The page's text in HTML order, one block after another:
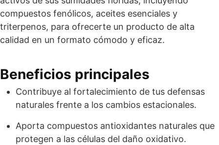
compuestos fenólicos, aceites esenciales y
triterpenos, para ofrecerte un producto de alta
calidad en un formato cómodo y eficaz.
Beneficios principales
Contribuye al fortalecimiento de tus defensas
naturales frente a los cambios estacionales.
Aporta compuestos antioxidantes naturales que
protegen a las células del daño oxidativo.